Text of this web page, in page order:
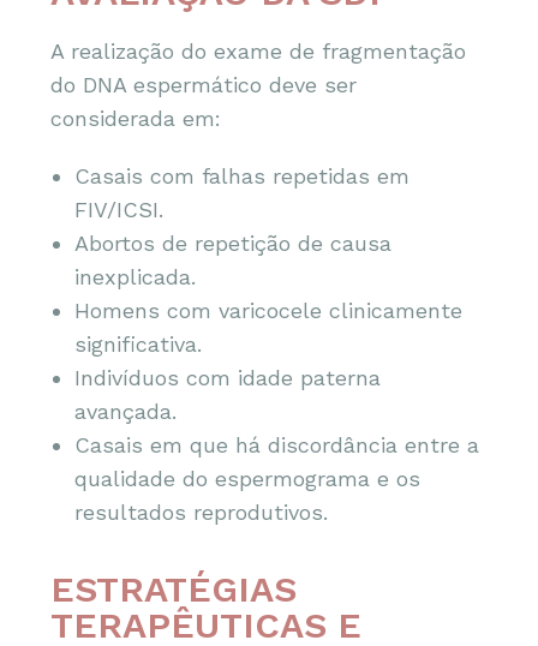
A realização do exame de fragmentação
do DNA espermático deve ser
considerada em:
Casais com falhas repetidas em
FIV/ICSI.
Abortos de repetição de causa
inexplicada.
Homens com varicocele clinicamente
significativa.
Indivíduos com idade paterna
avançada.
Casais em que há discordância entre a
qualidade do espermograma e os
resultados reprodutivos.
ESTRATÉGIAS
TERAPÊUTICAS E